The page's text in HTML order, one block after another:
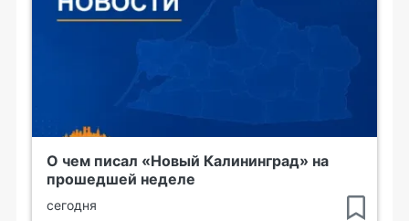
О чем писал «Новый Калининград» на
прошедшей неделе
сегодня